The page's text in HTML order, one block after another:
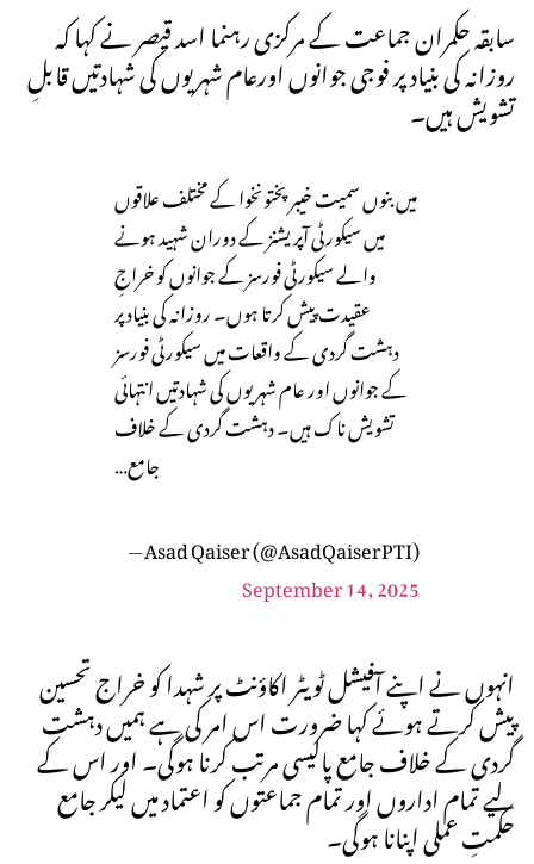
سابقہ حکمران جماعت کے مرکزی رہنما اسد قیصر نے کہا کہ
روزانہ کی بنیاد پر فوجی جوانوں اورعام شہریوں کی شہادتیں قابلِ
تشویش ہیں۔
میں بنوں سمیت خیبرپختونخوا کے مختلف علاقوں
میں سیکورٹی آپریشنز کے دوران شہید ہونے
والے سیکورٹی فورسز کے جوانوں کو خراجِ
عقیدت پیش کرتا ہوں۔ روزانہ کی بنیاد پر
دہشت گردی کے واقعات میں سیکورٹی فورسز
کے جوانوں اور عام شہریوں کی شہادتیں انتہائی
تشویش ناک ہیں۔ دہشت گردی کے خلاف
جامع…
— Asad Qaiser (@AsadQaiserPTI)
September 14, 2025
انہوں نے اپنے آفیشل ٹویٹر اکاؤنٹ پر شہدا کو خراج تحسین
پیش کرتے ہوئے کہا ضرورت اس امر کی ہے ہمیں دہشت
گردی کے خلاف جامع پالیسی مرتب کرنا ہوگی۔ اور اس کے
لیے تمام اداروں اور تمام جماعتوں کو اعتماد میں لیکر جامع
حکمتِ عملی اپنانا ہوگی۔